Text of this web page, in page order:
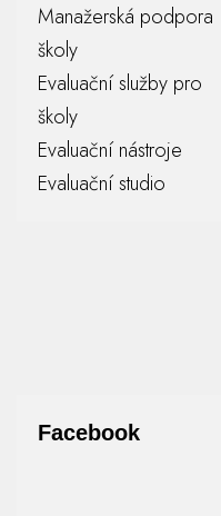
Manažerská podpora
školy
Evaluační služby pro
školy
Evaluační nástroje
Evaluační studio
Facebook